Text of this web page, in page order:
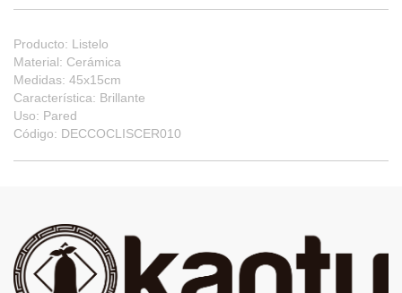
Producto: Listelo
Material: Cerámica
Medidas: 45x15cm
Característica: Brillante
Uso: Pared
Código: DECCOCLISCER010